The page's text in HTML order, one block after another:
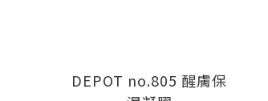
DEPOT no.805 醒膚保